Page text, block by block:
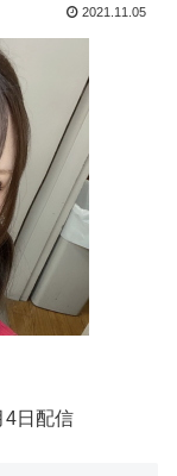
2021.11.05
4日配信